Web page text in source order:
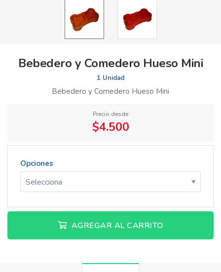
Bebedero y Comedero Hueso Mini
1 Unidad
Bebedero y Comedero Hueso Mini
Precio desde
$4.500
Opciones
AGREGAR AL CARRITO